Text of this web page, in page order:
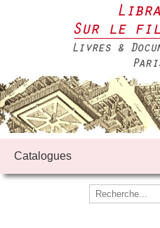
Catalogues